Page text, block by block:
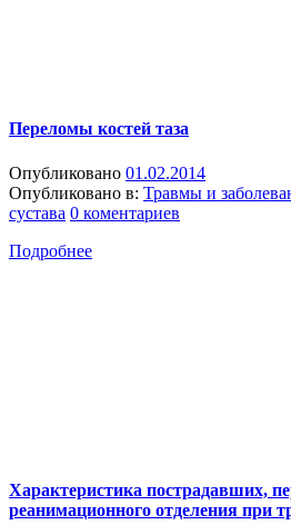
Переломы костей таза
Опубликовано 01.02.2014
Опубликовано в: Травмы и
сустава 0 коментариев
Подробнее
Характеристика пострадавших,
реанимационного отделения при